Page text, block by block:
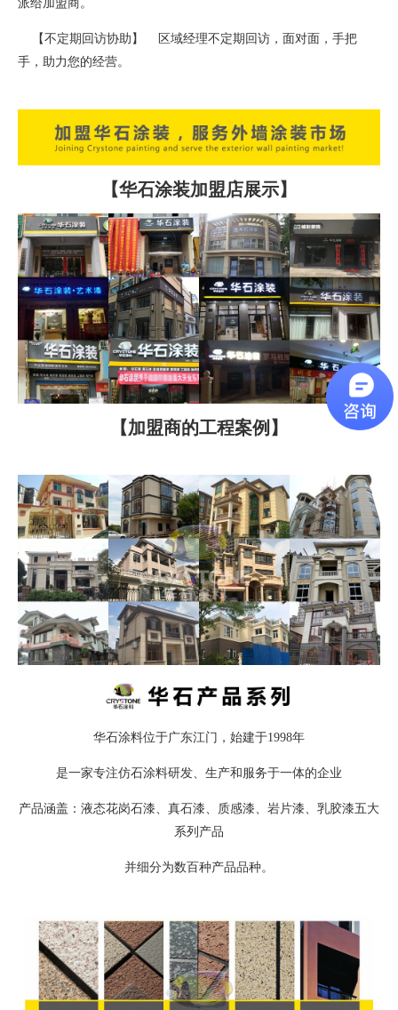
派给加盟商。
【不定期回访协助】 区域经理不定期回访，面对面，手把
手，助力您的经营。
【华石涂装加盟店展示】
【加盟商的工程案例】
华石涂料位于广东江门，始建于1998年
是一家专注仿石涂料研发、生产和服务于一体的企业
产品涵盖：液态花岗石漆、真石漆、质感漆、岩片漆、乳胶漆五大
系列产品
并细分为数百种产品品种。